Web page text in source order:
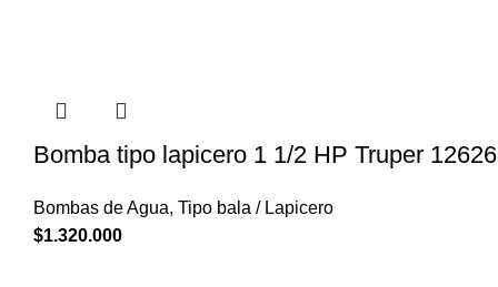
Bomba tipo lapicero 1 1/2 HP Truper 12626
Bombas de Agua, Tipo bala / Lapicero
$1.320.000